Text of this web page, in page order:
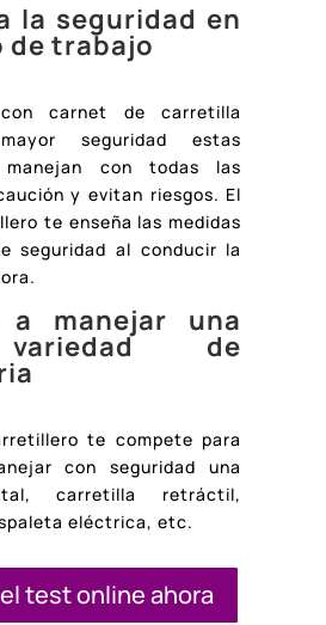
la seguridad en
de trabajo
carnet de carretilla
seguridad estas
manejan con todas las
y evitan riesgos. El
te enseña las medidas
seguridad al conducir la
a manejar una
de
te compete para
con seguridad una
carretilla retráctil,
eléctrica, etc.
test online ahora